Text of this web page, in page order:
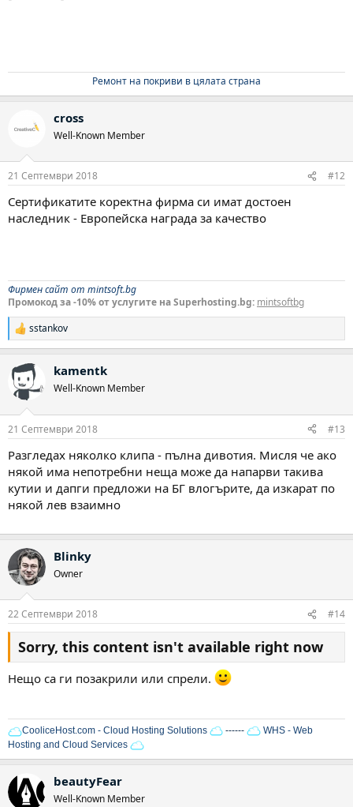
Ремонт на покриви в цялата страна
cross
Well-Known Member
21 Септември 2018 #12
Сертификатите коректна фирма си имат достоен
наследник - Европейска награда за качество
Фирмен сайт от mintsoft.bg
Промокод за -10% от услугите на Superhosting.bg: mintsoftbg
Р
е
к
ц
и
sstankov
kamentk
Well-Known Member
21 Септември 2018 #13
Разгледах няколко клипа - пълна дивотия. Мисля че ако
някой има непотребни неща може да напарви такива
кутии и дапги предложи на БГ влогърите, да изкарат по
някой лев взаимно
Blinky
Owner
22 Септември 2018 #14
Sorry, this content isn't available right now
Нещо са ги позакрили или спрели.
CooliceHost.com - Cloud Hosting Solutions ------
WHS - Web
Hosting and Cloud Services
beautyFear
Well-Known Member